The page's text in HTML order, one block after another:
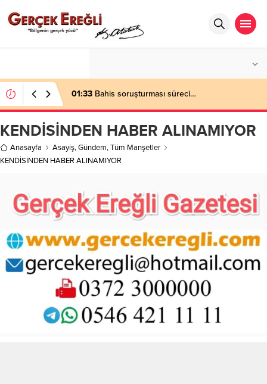
01:33 Bahis soruşturması süreci…
KENDİSİNDEN HABER ALINAMIYOR
Anasayfa Asayiş,Gündem,Tüm Manşetler
KENDİSİNDEN HABER ALINAMIYOR